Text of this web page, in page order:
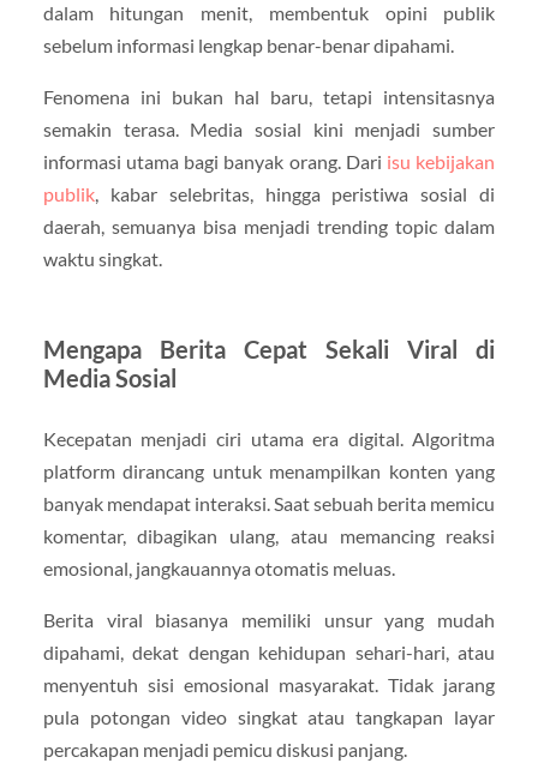
dalam hitungan menit, membentuk opini publik
sebelum informasi lengkap benar-benar dipahami.
Fenomena ini bukan hal baru, tetapi intensitasnya
semakin terasa. Media sosial kini menjadi sumber
informasi utama bagi banyak orang. Dari isu kebijakan
publik, kabar selebritas, hingga peristiwa sosial di
daerah, semuanya bisa menjadi trending topic dalam
waktu singkat.
Mengapa Berita Cepat Sekali Viral di
Media Sosial
Kecepatan menjadi ciri utama era digital. Algoritma
platform dirancang untuk menampilkan konten yang
banyak mendapat interaksi. Saat sebuah berita memicu
komentar, dibagikan ulang, atau memancing reaksi
emosional, jangkauannya otomatis meluas.
Berita viral biasanya memiliki unsur yang mudah
dipahami, dekat dengan kehidupan sehari-hari, atau
menyentuh sisi emosional masyarakat. Tidak jarang
pula potongan video singkat atau tangkapan layar
percakapan menjadi pemicu diskusi panjang.